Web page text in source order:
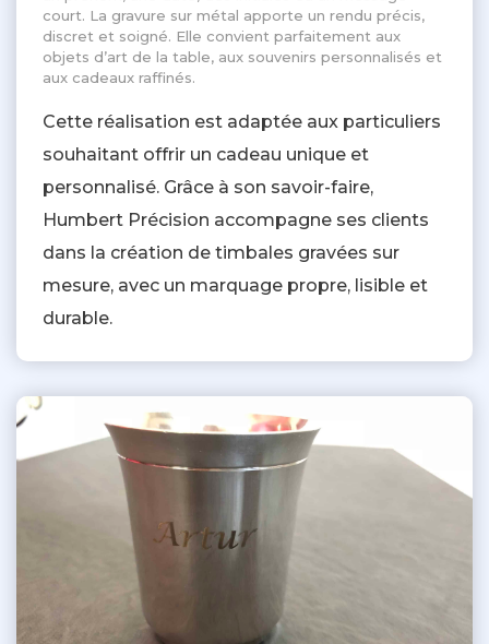
court. La gravure sur métal apporte un rendu précis,
discret et soigné. Elle convient parfaitement aux
objets d’art de la table, aux souvenirs personnalisés et
aux cadeaux raffinés.
Cette réalisation est adaptée aux particuliers
souhaitant offrir un cadeau unique et
personnalisé. Grâce à son savoir-faire,
Humbert Précision accompagne ses clients
dans la création de timbales gravées sur
mesure, avec un marquage propre, lisible et
durable.